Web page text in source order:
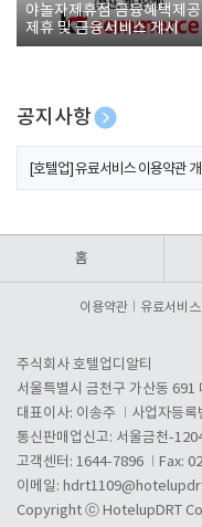
야놀자제휴점 금융혜택제
제휴 및 금융서비스 게시
공지사항
[호텔업] 개인정보 처리방침 개정
[호텔업] 유료서비스 이용약관
홈
이용약관 유료서비
주식회사 호텔업디알티
서울특별시 금천구 가산동
대표이사: 이송주
사업자등
통신판매업신고: 서울금천-
고객센터: 1644-7896
Fax:
이메일:
Copyright ⓒ HotelupDRT